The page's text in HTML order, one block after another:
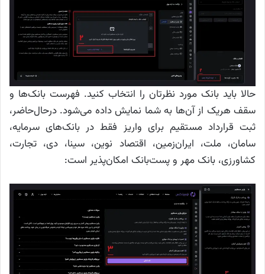
حالا باید بانک مورد نظرتان را انتخاب کنید. فهرست بانک‌ها و
سقف هریک از آن‌ها به شما نمایش داده می‌شود. درحال‌حاضر،
ثبت قرارداد مستقیم برای واریز فقط در بانک‌های سرمایه،
سامان، ملت، ایران‌زمین، اقتصاد نوین، سینا، دی، تجارت،
کشاورزی، بانک مهر و پست‌بانک امکان‌پذیر است: